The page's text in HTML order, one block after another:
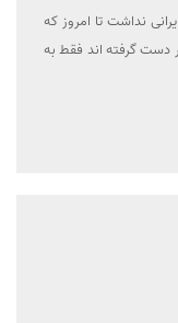
نداشت تا امروز که
در دست گرفته اند فقط به